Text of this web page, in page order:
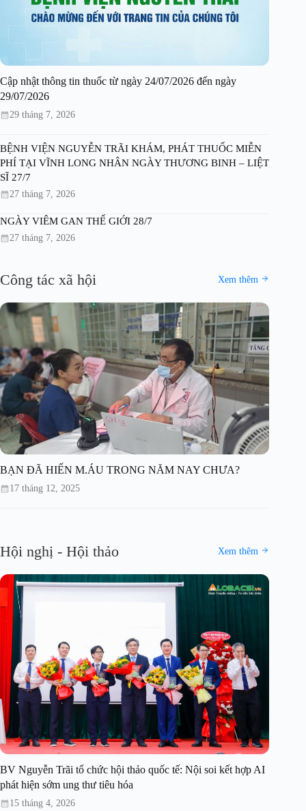
Cập nhật thông tin thuốc từ ngày 24/07/2026 đến ngày
29/07/2026
29 tháng 7, 2026
BỆNH VIỆN NGUYỄN TRÃI KHÁM, PHÁT THUỐC MIỄN
PHÍ TẠI VĨNH LONG NHÂN NGÀY THƯƠNG BINH – LIỆT
SĨ 27/7
27 tháng 7, 2026
NGÀY VIÊM GAN THẾ GIỚI 28/7
27 tháng 7, 2026
Công tác xã hội Xem thêm
BẠN ĐÃ HIẾN M.ÁU TRONG NĂM NAY CHƯA?
17 tháng 12, 2025
Hội nghị - Hội thảo Xem thêm
BV Nguyễn Trãi tổ chức hội thảo quốc tế: Nội soi kết hợp AI
phát hiện sớm ung thư tiêu hóa
15 tháng 4, 2026